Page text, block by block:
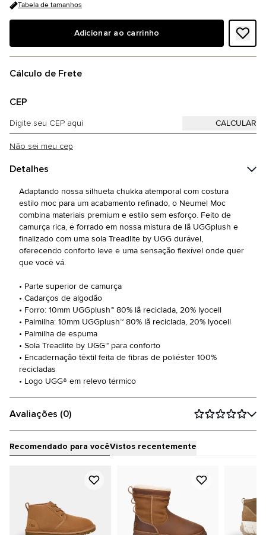
Tabela de tamanhos
Adicionar ao carrinho
Cálculo de Frete
CEP
Não sei meu cep
Detalhes
Adaptando nossa silhueta chukka atemporal com costura
estilo moc para um acabamento refinado, o Neumel Moc
combina materiais premium e estilo sem esforço. Feito de
camurça rica, é forrado em nossa mistura de lã UGGplush e
finalizado com uma sola Treadlite by UGG durável,
oferecendo conforto leve e uma sensação flexível onde quer
que você vá.
• Parte superior de camurça
• Cadarços de algodão
• Forro: 10mm UGGplush™ 80% lã reciclada, 20% lyocell
• Palmilha: 10mm UGGplush™ 80% lã reciclada, 20% lyocell
• Palmilha de espuma
• Sola Treadlite by UGG™ para conforto
• Encadernação têxtil feita de fibras de poliéster 100%
recicladas
• Logo UGG® em relevo térmico
Avaliações (0)
Recomendado para vocêVistos recentemente